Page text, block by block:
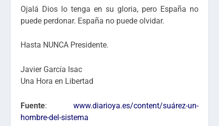
Ojalá Dios lo tenga en su gloria, pero España no
puede perdonar. España no puede olvidar.
Hasta NUNCA Presidente.
Javier García Isac
Una Hora en Libertad
Fuente: www.diarioya.es/content/suárez-un-
hombre-del-sistema